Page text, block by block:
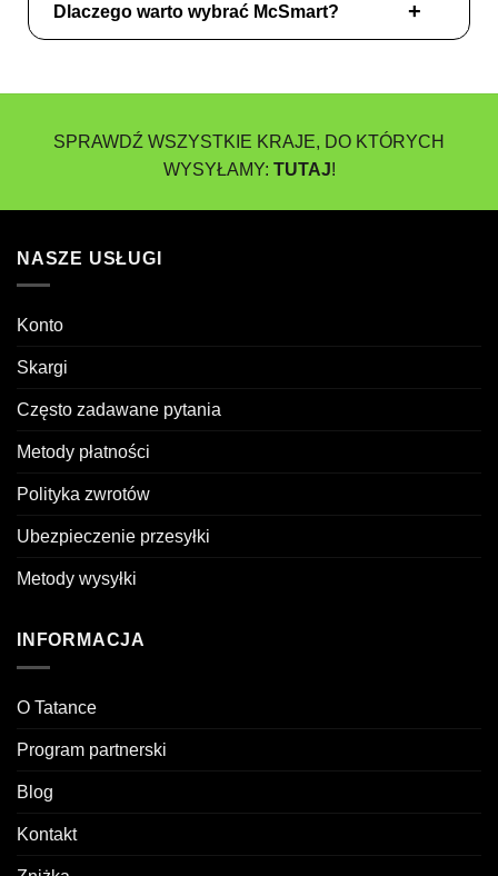
Dlaczego warto wybrać McSmart?
SPRAWDŹ WSZYSTKIE KRAJE, DO KTÓRYCH
WYSYŁAMY: TUTAJ!
NASZE USŁUGI
Konto
Skargi
Często zadawane pytania
Metody płatności
Polityka zwrotów
Ubezpieczenie przesyłki
Metody wysyłki
INFORMACJA
O Tatance
Program partnerski
Blog
Kontakt